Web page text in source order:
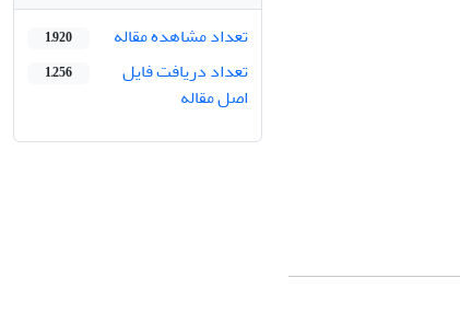
تعداد مشاهده مقاله
1,920
تعداد دریافت فایل
اصل مقاله
1,256